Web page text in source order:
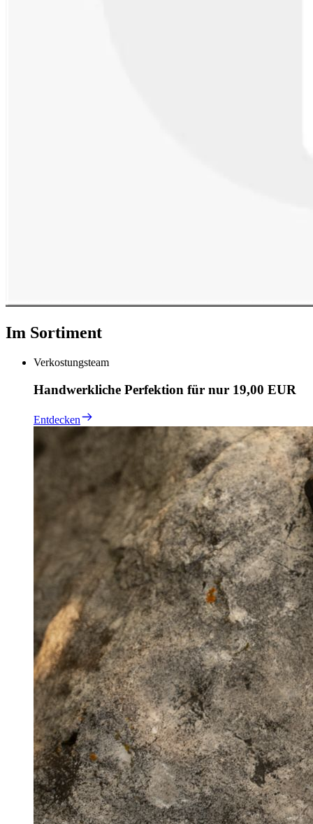
Im Sortiment
Verkostungsteam
Handwerkliche Perfektion für nur 19,00 EUR
Entdecken